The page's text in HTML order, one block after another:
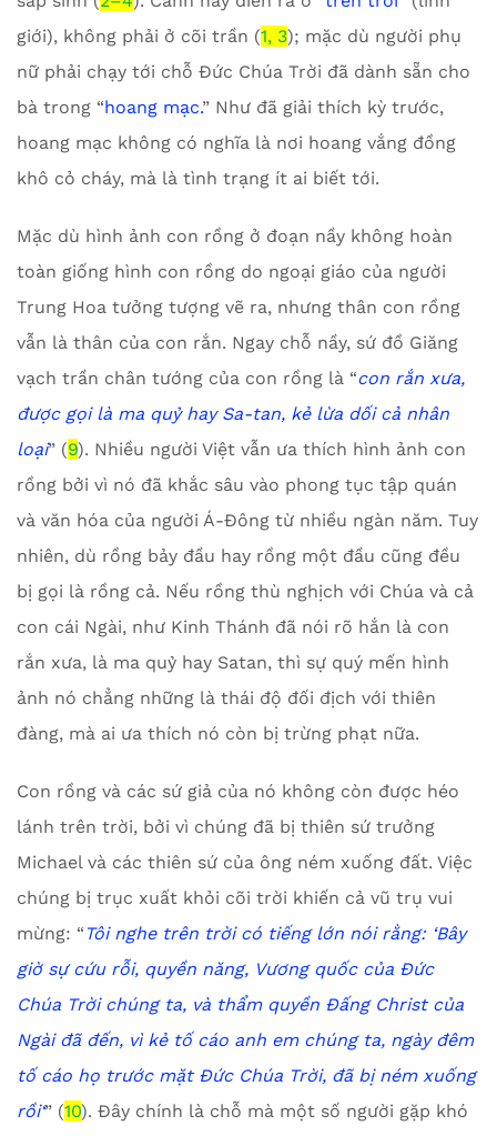
giới), không phải ở cõi trần (1, 3); mặc dù người phụ
nữ phải chạy tới chỗ Đức Chúa Trời đã dành sẵn cho
bà trong “hoang mạc.” Như đã giải thích kỳ trước,
hoang mạc không có nghĩa là nơi hoang vắng đồng
khô cỏ cháy, mà là tình trạng ít ai biết tới.
Mặc dù hình ảnh con rồng ở đoạn nầy không hoàn
toàn giống hình con rồng do ngoại giáo của người
Trung Hoa tưởng tượng vẽ ra, nhưng thân con rồng
vẫn là thân của con rắn. Ngay chỗ nầy, sứ đồ Giăng
vạch trần chân tướng của con rồng là “con rắn xưa,
được gọi là ma quỷ hay Sa-tan, kẻ lừa dối cả nhân
loại” (9). Nhiều người Việt vẫn ưa thích hình ảnh con
rồng bởi vì nó đã khắc sâu vào phong tục tập quán
và văn hóa của người Á-Đông từ nhiều ngàn năm. Tuy
nhiên, dù rồng bảy đầu hay rồng một đầu cũng đều
bị gọi là rồng cả. Nếu rồng thù nghịch với Chúa và cả
con cái Ngài, như Kinh Thánh đã nói rõ hắn là con
rắn xưa, là ma quỷ hay Satan, thì sự quý mến hình
ảnh nó chẳng những là thái độ đối địch với thiên
đàng, mà ai ưa thích nó còn bị trừng phạt nữa.
Con rồng và các sứ giả của nó không còn được héo
lánh trên trời, bởi vì chúng đã bị thiên sứ trưởng
Michael và các thiên sứ của ông ném xuống đất. Việc
chúng bị trục xuất khỏi cõi trời khiến cả vũ trụ vui
mừng: “ Tôi nghe trên trời có tiếng lớn nói rằng:‘Bây
giờ sự cứu rỗi, quyền năng, Vương quốc của Đức
Chúa Trời chúng ta, và thẩm quyền Đấng Christ của
Ngài đã đến, vì kẻ tố cáo anh em chúng ta, ngày đêm
tố cáo họ trước mặt Đức Chúa Trời, đã bị ném xuống
rồi‘” (10). Đây chính là chỗ mà một số người gặp khó